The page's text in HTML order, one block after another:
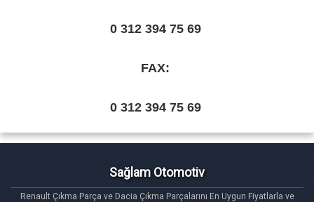
0 312 394 75 69
FAX:
0 312 394 75 69
Sağlam Otomotiv
Renault Çıkma Parça ve Dacia Çıkma Parçalarını En Uygun Fiyatlarla ve